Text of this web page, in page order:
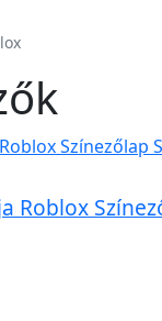
Roblox